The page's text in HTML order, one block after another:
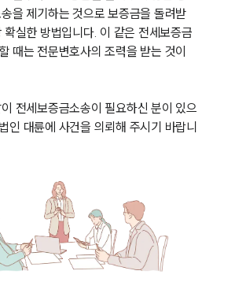
을 제기하는 것으로 보증금을 돌려받
확실한 방법입니다. 이 같은 전세보증금
때는 전문변호사의 조력을 받는 것이
전세보증금소송이 필요하신 분이 있으
인 대륜에 사건을 의뢰해 주시기 바랍니